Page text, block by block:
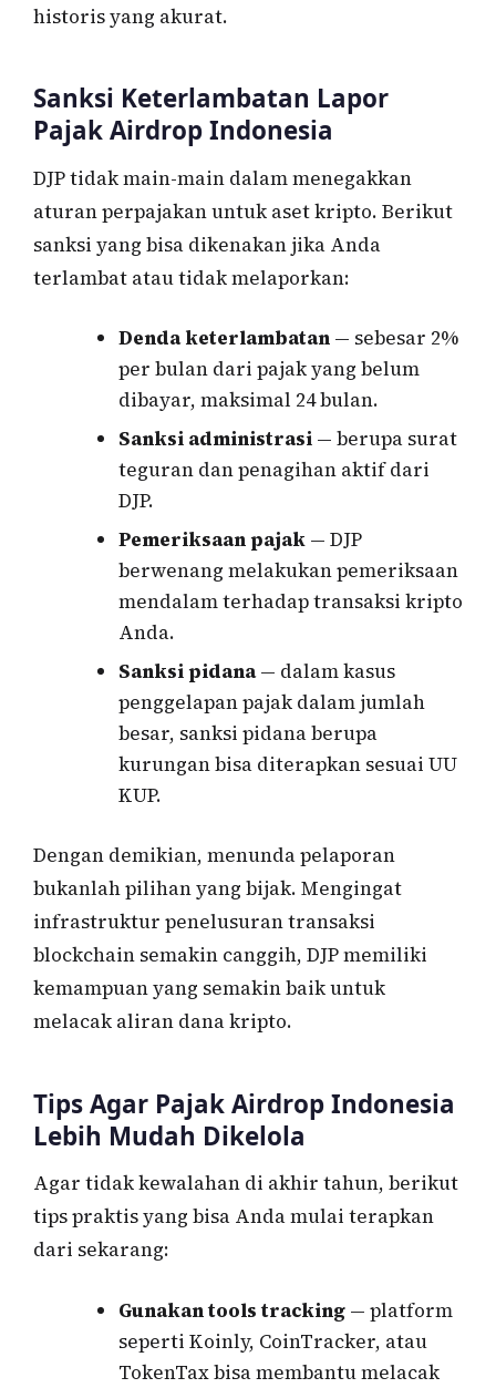
historis yang akurat.
Sanksi Keterlambatan Lapor
Pajak Airdrop Indonesia
DJP tidak main-main dalam menegakkan
aturan perpajakan untuk aset kripto. Berikut
sanksi yang bisa dikenakan jika Anda
terlambat atau tidak melaporkan:
Denda keterlambatan— sebesar 2%
per bulan dari pajak yang belum
dibayar, maksimal 24 bulan.
Sanksi administrasi— berupa surat
teguran dan penagihan aktif dari
DJP.
Pemeriksaan pajak— DJP
berwenang melakukan pemeriksaan
mendalam terhadap transaksi kripto
Anda.
Sanksi pidana— dalam kasus
penggelapan pajak dalam jumlah
besar, sanksi pidana berupa
kurungan bisa diterapkan sesuai UU
KUP.
Dengan demikian, menunda pelaporan
bukanlah pilihan yang bijak. Mengingat
infrastruktur penelusuran transaksi
blockchain semakin canggih, DJP memiliki
kemampuan yang semakin baik untuk
melacak aliran dana kripto.
Tips Agar Pajak Airdrop Indonesia
Lebih Mudah Dikelola
Agar tidak kewalahan di akhir tahun, berikut
tips praktis yang bisa Anda mulai terapkan
dari sekarang:
Gunakan tools tracking— platform
seperti Koinly, CoinTracker, atau
TokenTax bisa membantu melacak